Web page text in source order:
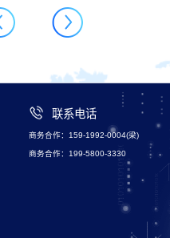
联系电话
商务合作：159-1992-0004(梁)
商务合作：199-5800-3330